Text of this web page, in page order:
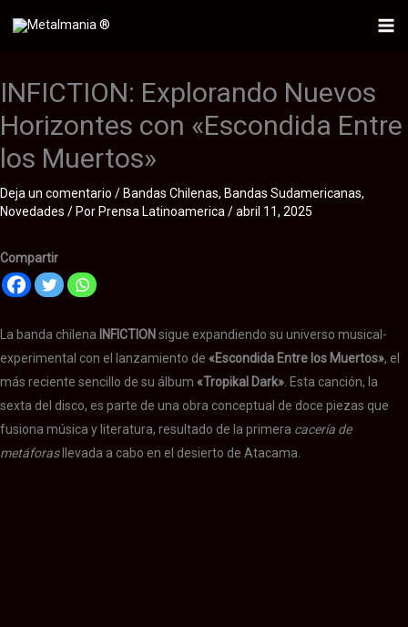
INFICTION: Explorando Nuevos
Horizontes con «Escondida Entre
los Muertos»
Deja un comentario / Bandas Chilenas, Bandas Sudamericanas,
Novedades / Por Prensa Latinoamerica /abril 11, 2025
Compartir
La banda chilena INFICTION sigue expandiendo su universo musical-
experimental con el lanzamiento de «Escondida Entre los Muertos», el
más reciente sencillo de su álbum «Tropikal Dark» . Esta canción, la
sexta del disco, es parte de una obra conceptual de doce piezas que
fusiona música y literatura, resultado de la primera cacería de
metáforasllevada a cabo en el desierto de Atacama.